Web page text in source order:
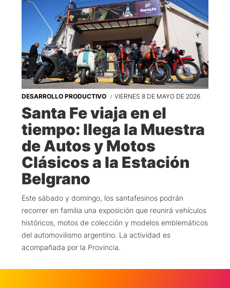
DESARROLLO PRODUCTIVO VIERNES 8 DE MAYO DE 2026
Santa Fe viaja en el
tiempo: llega la Muestra
de Autos y Motos
Clásicos a la Estación
Belgrano
Este sábado y domingo, los santafesinos podrán
recorrer en familia una exposición que reunirá vehículos
históricos, motos de colección y modelos emblemáticos
del automovilismo argentino. La actividad es
acompañada por la Provincia.